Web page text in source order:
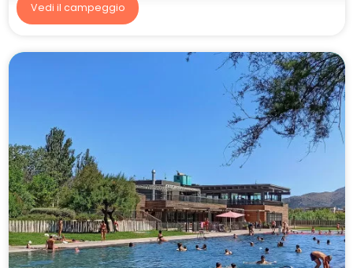
Vedi il campeggio